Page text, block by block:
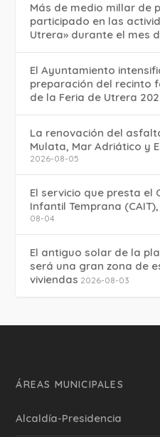
Más de medio millar de
participado en las
Utrera» durante el mes
El Ayuntamiento
preparación del recinto
de la Feria de Utrera
La renovación del
Mulata, Mar Adriático y
2026-08-05
El servicio que presta el
Infantil Temprana
08-04
El antiguo solar de la
será una gran zona de
viviendas 2026-08-03
ÁREAS MUNICIPALES
Alcaldía-Presidencia